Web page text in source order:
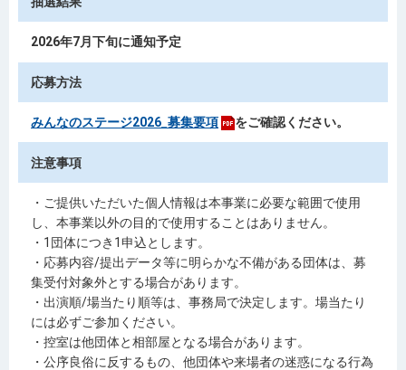
2026年7月下旬に通知予定
応募方法
みんなのステージ2026_募集要項 をご確認ください。
注意事項
・ご提供いただいた個人情報は本事業に必要な範囲で使用
し、本事業以外の目的で使用することはありません。
・1団体につき1申込とします。
・応募内容/提出データ等に明らかな不備がある団体は、募
集受付対象外とする場合があります。
・出演順/場当たり順等は、事務局で決定します。場当たり
には必ずご参加ください。
・控室は他団体と相部屋となる場合があります。
・公序良俗に反するもの、他団体や来場者の迷惑になる行為